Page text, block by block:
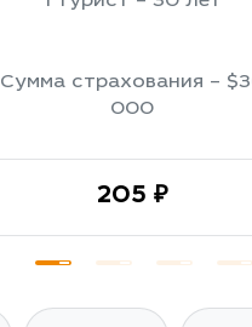
Сумма страхования –
000
205 ₽